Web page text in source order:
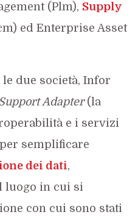
(Plm), Supply
ed Enterprise Asset
due società, Infor
Adapter(la
e i servizi
semplificare
dei dati,
luogo in cui si
con cui sono stati